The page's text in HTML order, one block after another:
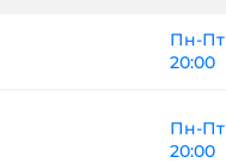
Пн-Пт
20:00
Пн-Пт
20:00